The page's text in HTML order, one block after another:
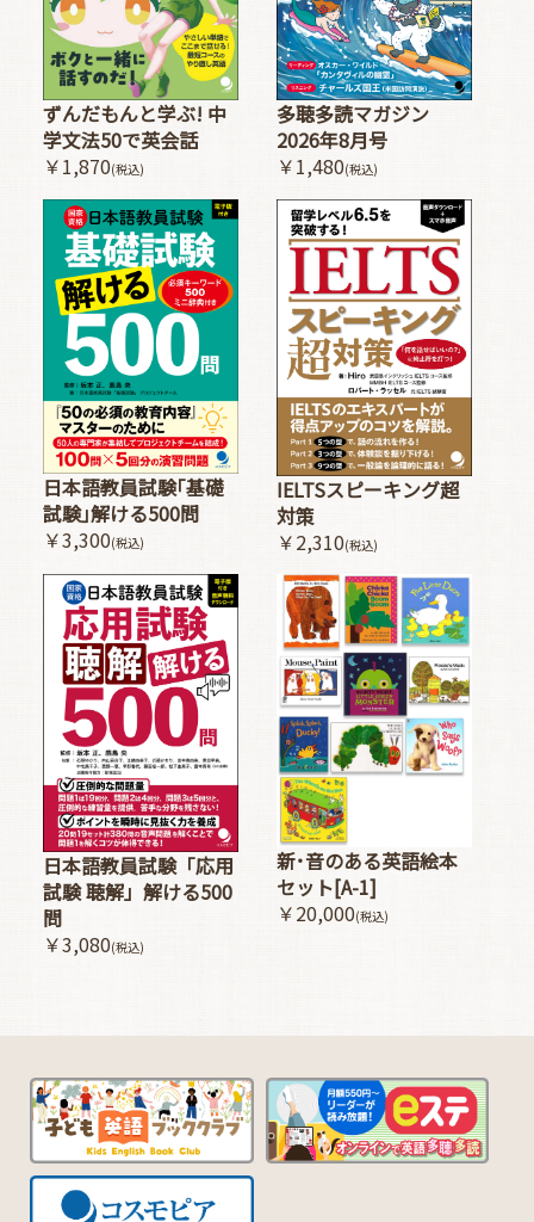
ずんだもんと学ぶ! 中
学文法50で英会話
￥1,870(税込)
多聴多読マガジン
2026年8月号
￥1,480(税込)
日本語教員試験｢基礎
試験｣解ける500問
￥3,300(税込)
IELTSスピーキング超
対策
￥2,310(税込)
日本語教員試験「応用
試験 聴解」解ける500
問
￥3,080(税込)
新･音のある英語絵本
セット[A-1]
￥20,000(税込)